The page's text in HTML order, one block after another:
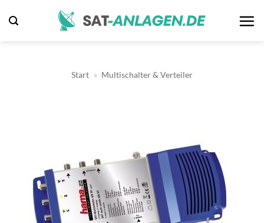
Inhalt
Start » Multischalter & Verteiler